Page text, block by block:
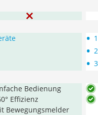
•
•
•
Bedienung
Effizienz
Bewegungsmelder